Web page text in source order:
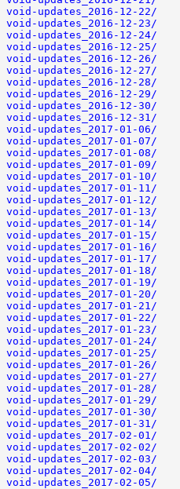
void-updates_2016-12-22/
void-updates_2016-12-23/
void-updates_2016-12-24/
void-updates_2016-12-25/
void-updates_2016-12-26/
void-updates_2016-12-27/
void-updates_2016-12-28/
void-updates_2016-12-29/
void-updates_2016-12-30/
void-updates_2016-12-31/
void-updates_2017-01-06/
void-updates_2017-01-07/
void-updates_2017-01-08/
void-updates_2017-01-09/
void-updates_2017-01-10/
void-updates_2017-01-11/
void-updates_2017-01-12/
void-updates_2017-01-13/
void-updates_2017-01-14/
void-updates_2017-01-15/
void-updates_2017-01-16/
void-updates_2017-01-17/
void-updates_2017-01-18/
void-updates_2017-01-19/
void-updates_2017-01-20/
void-updates_2017-01-21/
void-updates_2017-01-22/
void-updates_2017-01-23/
void-updates_2017-01-24/
void-updates_2017-01-25/
void-updates_2017-01-26/
void-updates_2017-01-27/
void-updates_2017-01-28/
void-updates_2017-01-29/
void-updates_2017-01-30/
void-updates_2017-01-31/
void-updates_2017-02-01/
void-updates_2017-02-02/
void-updates_2017-02-03/
void-updates_2017-02-04/
void-updates_2017-02-05/